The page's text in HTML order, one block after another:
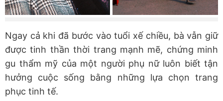
Ngay cả khi đã bước vào tuổi xế chiều, bà vẫn giữ
được tinh thần thời trang mạnh mẽ, chứng minh
gu thẩm mỹ của một người phụ nữ luôn biết tận
hưởng cuộc sống bằng những lựa chọn trang
phục tinh tế.